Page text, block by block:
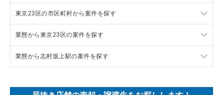
フランス料理の居抜き売却物件の案件一覧
イタリア料理の居抜き売却物件の案件一覧
中華の居抜き売却物件の案件一覧
東京23区の飲食店の居抜き売却物件の案件一覧
東京都下の飲食店の居抜き売却物件の案件一覧
千葉県の飲食店の居抜き売却物件の案件一覧
東京23区の市区町村から案件を探す
目黒区の飲食店の居抜き売却物件の案件一覧
渋谷区の飲食店の居抜き売却物件の案件一覧
業態から東京23区の案件を探す
東京23区のラーメンの居抜き売却物件の案件一覧
業態から志村坂上駅の案件を探す